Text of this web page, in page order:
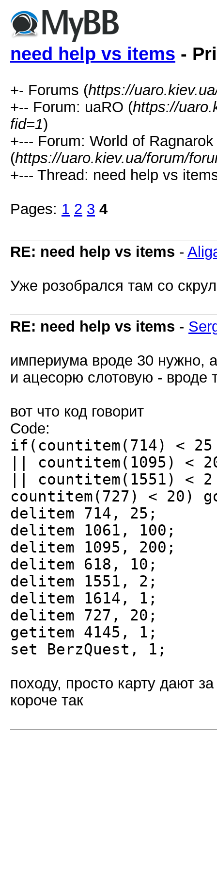
need help vs items -
+- Forums (https://
+-- Forum: uaRO (https://
fid=1)
+--- Forum: World of
(https://uaro.kiev.ua/forum/
+--- Thread: need help vs
Pages: 1 2 3 4
RE: need help vs items -
Уже розобрался там со
RE: need help vs items -
империума вроде 30 нужно,
и ацесорю слотовую - вроде
вот что код говорит
Code:
if(countitem(714) <
|| countitem(1095) <
|| countitem(1551) <
countitem(727) < 20)
delitem 714, 25;
delitem 1061, 100;
delitem 1095, 200;
delitem 618, 10;
delitem 1551, 2;
delitem 1614, 1;
delitem 727, 20;
getitem 4145, 1;
set BerzQuest, 1;
походу, просто карту дают
короче так